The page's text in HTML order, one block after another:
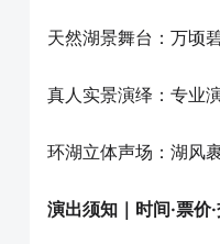
天然湖景舞台：万顷
真人实景演绎：专业
环湖立体声场：湖风
演出须知｜时间·票价